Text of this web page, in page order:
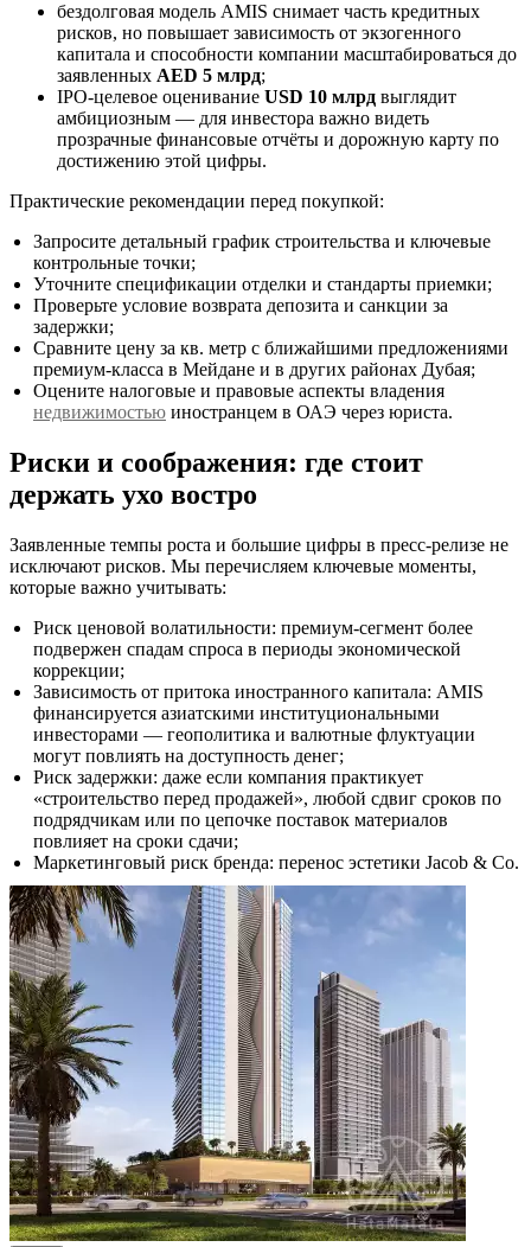
бездолговая модель AMIS снимает часть кредитных
рисков, но повышает зависимость от экзогенного
капитала и способности компании масштабироваться до
заявленных AED 5 млрд;
IPO-целевое оценивание USD 10 млрд выглядит
амбициозным — для инвестора важно видеть
прозрачные финансовые отчёты и дорожную карту по
достижению этой цифры.
Практические рекомендации перед покупкой:
Запросите детальный график строительства и ключевые
контрольные точки;
Уточните спецификации отделки и стандарты приемки;
Проверьте условие возврата депозита и санкции за
задержки;
Сравните цену за кв. метр с ближайшими предложениями
премиум-класса в Мейдане и в других районах Дубая;
Оцените налоговые и правовые аспекты владения
недвижимостью иностранцем в ОАЭ через юриста.
Риски и соображения: где стоит
держать ухо востро
Заявленные темпы роста и большие цифры в пресс-релизе не
исключают рисков. Мы перечисляем ключевые моменты,
которые важно учитывать:
Риск ценовой волатильности: премиум-сегмент более
подвержен спадам спроса в периоды экономической
коррекции;
Зависимость от притока иностранного капитала: AMIS
финансируется азиатскими институциональными
инвесторами — геополитика и валютные флуктуации
могут повлиять на доступность денег;
Риск задержки: даже если компания практикует
«строительство перед продажей», любой сдвиг сроков по
подрядчикам или по цепочке поставок материалов
повлияет на сроки сдачи;
Маркетинговый риск бренда: перенос эстетики Jacob & Co.